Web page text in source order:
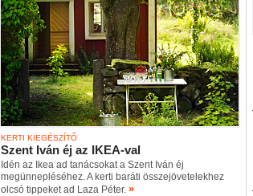
KERTI KIEGÉSZÍTŐ
Szent Iván éj az IKEA-val
Idén az Ikea ad tanácsokat a Szent Iván éj
megünnepléséhez. A kerti baráti összejövetelekhez
olcsó tippeket ad Laza Péter. »